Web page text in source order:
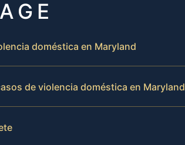
doméstica en Maryland
de violencia doméstica en Maryland